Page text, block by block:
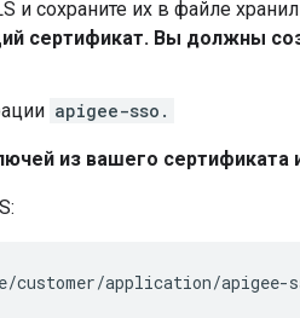
и сохраните их в файле
сертификат. Вы должны
apigee-sso.
из вашего сертификата
customer/application/apigee-